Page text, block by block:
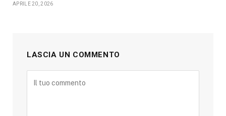
APRILE 20, 2026
LASCIA UN COMMENTO